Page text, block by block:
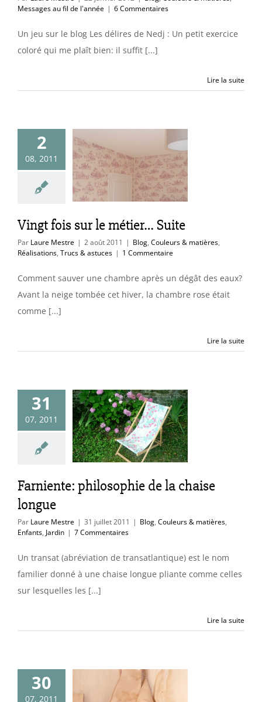
Messages au fil de l'année | 6 Commentaires
Un jeu sur le blog Les délires de Nedj : Un petit exercice
coloré qui me plaît bien: il suffit [...]
Lire la suite
2
08, 2011
fois sur le
Suite
& matières
Trucs &
Vingt fois sur le métier… Suite
Par Laure Mestre | 2 août 2011 | Blog, Couleurs & matières,
Réalisations, Trucs & astuces | 1 Commentaire
Comment sauver une chambre après un dégât des eaux?
Avant la neige tombée cet hiver, la chambre rose était
comme [...]
Lire la suite
31
07, 2011
de la
longue
Farniente: philosophie de la chaise
longue
Par Laure Mestre | 31 juillet 2011 | Blog, Couleurs & matières,
Enfants, Jardin | 7 Commentaires
Un transat (abréviation de transatlantique) est le nom
familier donné à une chaise longue pliante comme celles
sur lesquelles les [...]
Lire la suite
30
07, 2011
fois sur le